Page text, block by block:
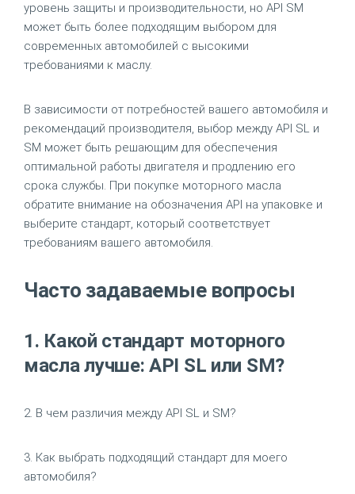
уровень защиты и производительности, но API SM
может быть более подходящим выбором для
современных автомобилей с высокими
требованиями к маслу.
В зависимости от потребностей вашего автомобиля и
рекомендаций производителя, выбор между API SL и
SM может быть решающим для обеспечения
оптимальной работы двигателя и продлению его
срока службы. При покупке моторного масла
обратите внимание на обозначения API на упаковке и
выберите стандарт, который соответствует
требованиям вашего автомобиля.
Часто задаваемые вопросы
1. Какой стандарт моторного
масла лучше: API SL или SM?
2. В чем различия между API SL и SM?
3. Как выбрать подходящий стандарт для моего
автомобиля?